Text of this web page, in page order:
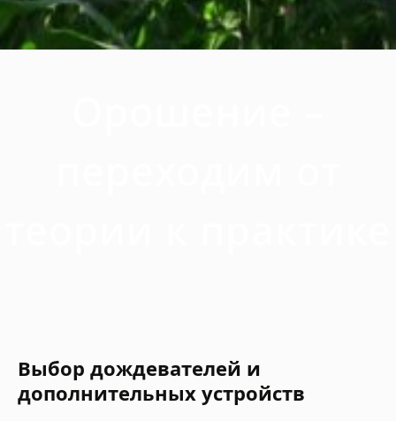
Выбор дождевателей и
дополнительных устройств